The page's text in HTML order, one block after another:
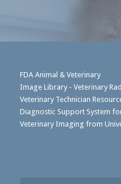
FDA Animal & Veterinary
Image Library - Veterinary
Veterinary Technician
Diagnostic Support System
Veterinary Imaging from